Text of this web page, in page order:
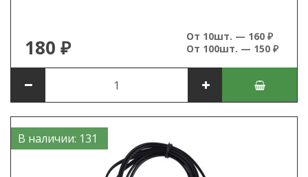
180 ₽
От 10шт. — 160 ₽
От 100шт. — 150 ₽
В наличии: 131